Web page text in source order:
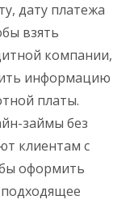
дату платежа
взять
компании,
информацию
платы.
займы без
клиентам с
оформить